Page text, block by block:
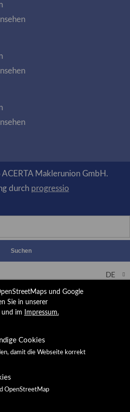
Maklerunion GmbH.
durch progressio
und Google
Sie in unserer
und im Impressum.
Cookies
damit die Webseite korrekt
OpenStreetMap
Suchen
DE